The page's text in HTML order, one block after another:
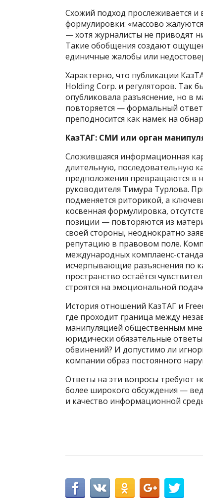
Схожий подход прослеживается
формулировки: «массово
— хотя журналисты не приводят
Такие обобщения создают
единичные жалобы или
Характерно, что публикации
Holding Corp. и регуляторов. Так
опубликовала разъяснение, но в
повторяется — формальный ответ
преподносится как намек на
КазТАГ: СМИ или орган
Сложившаяся информационная
длительную, последовательную
предположения превращаются в
руководителя Тимура Турлова.
подменяется риторикой, а
косвенная формулировка,
позиции — повторяются из
своей стороны, неоднократно
репутацию в правовом поле.
международных комплаенс-
исчерпывающие разъяснения по
пространство остаётся
строятся на эмоциональной
История отношений КазТАГ и
где проходит граница между
манипуляцией общественным
юридически обязательные
обвинений? И допустимо ли
компании образ постоянного
Ответы на эти вопросы требуют
более широкого обсуждения —
и качество информационной